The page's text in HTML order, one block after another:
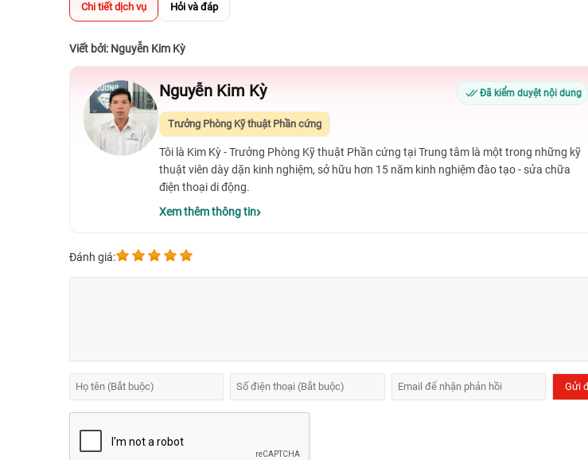
Chi tiết dịch vụ Hỏi và đáp
Viết bởi: Nguyễn Kim Kỳ
Nguyễn Kim Kỳ Đã kiểm duyệt nội dung
Trưởng Phòng Kỹ thuật Phần cứng
Tôi là Kim Kỳ - Trưởng Phòng Kỹ thuật Phần cứng tại Trung tâm là một trong những kỹ
thuật viên dày dặn kinh nghiệm, sở hữu hơn 15 năm kinh nghiệm đào tạo - sửa chữa
điện thoại di động.
Xem thêm thông tin
Đánh giá: